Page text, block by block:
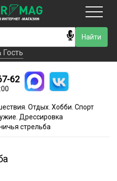
Гость
доставки
оплаты
Гость
62
Отдых. Хобби. Спорт
Дрессировка
стрельба